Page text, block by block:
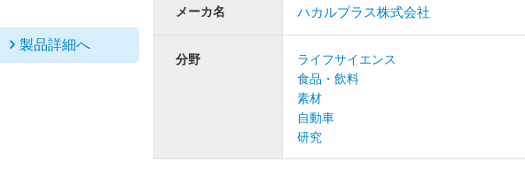
製品詳細へ
メーカ名 ハカルプラス株式会社
分野
ライフサイエンス
食品・飲料
素材
自動車
研究